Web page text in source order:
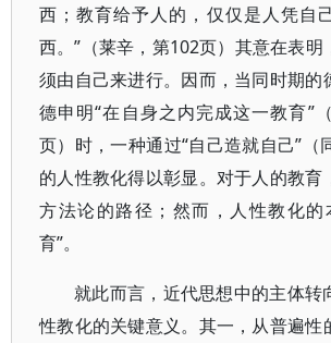
西；教育给予人的，仅仅是人凭自
西。”（莱辛，第102页）其意在表明
须由自己来进行。因而，当同时期的
德申明“在自身之内完成这一教育”
页）时，一种通过“自己造就自己”（
的人性教化得以彰显。对于人的教育
方法论的路径；然而，人性教化的
育”。
就此而言，近代思想中的主体转
性教化的关键意义。其一，从普遍性